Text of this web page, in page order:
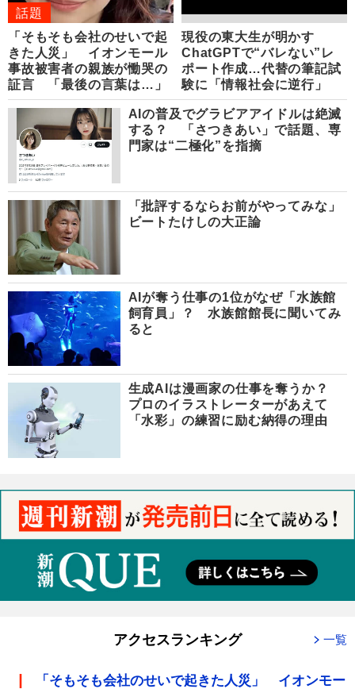
話題
「そもそも会社のせいで起
きた人災」 イオンモール
事故被害者の親族が慟哭の
証言 「最後の言葉は…」
現役の東大生が明かす
ChatGPTで“バレない”レ
ポート作成…代替の筆記試
験に「情報社会に逆行」
AIの普及でグラビアアイドルは絶滅
する？ 「さつきあい」で話題、専
門家は“二極化”を指摘
「批評するならお前がやってみな」
ビートたけしの大正論
AIが奪う仕事の1位がなぜ「水族館
飼育員」？ 水族館館長に聞いてみ
ると
生成AIは漫画家の仕事を奪うか？
プロのイラストレーターがあえて
「水彩」の練習に励む納得の理由
アクセスランキング 一覧
「そもそも会社のせいで起きた人災」 イオンモー